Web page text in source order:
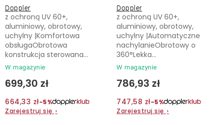
Doppler
W magazynie
699,30 zł
664,33 zł−5%
Zarejestruj się ›
z ochroną UV 60+,
aluminiowy, obrotowy,
uchylny |Komfortowa
obsługaObrotowa
konstrukcja sterowana...
Doppler
W magazynie
786,93 zł
747,58 zł−5%
Zarejestruj się ›
z ochroną UV 60+,
aluminiowy, obrotowy,
uchylny |Automatyczne
nachylanieObrotowy o
360°Lekka...